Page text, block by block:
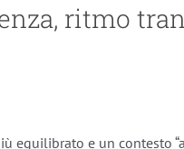
ritmo
equilibrato e un contesto